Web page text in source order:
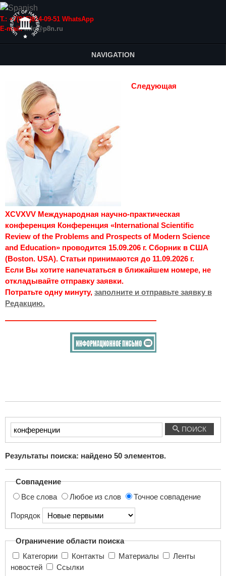
Т.: +7(915)814-09-51 WhatsApp
E-mail:info@p8n.ru
NAVIGATION
Следующая
XCVXVV Международная научно-практическая
конференция Конференция «International Scientific
Review of the Problems and Prospects of Modern Science
and Education» проводится 15.09.206 г. Сборник в США
(Boston. USA). Статьи принимаются до 11.09.2026 г.
Если Вы хотите напечататься в ближайшем номере, не
откладывайте отправку заявки.
Потратьте одну минуту, заполните и отправьте заявку в
Редакцию.
Введите
текст
поиска...
ПОИСК
Результаты поиска: найдено 50 элементов.
Совпадение
Все слова
Любое из слов Точное совпадение
Порядок
Ограничение области поиска
Категории
Контакты Материалы
новостей
Ссылки